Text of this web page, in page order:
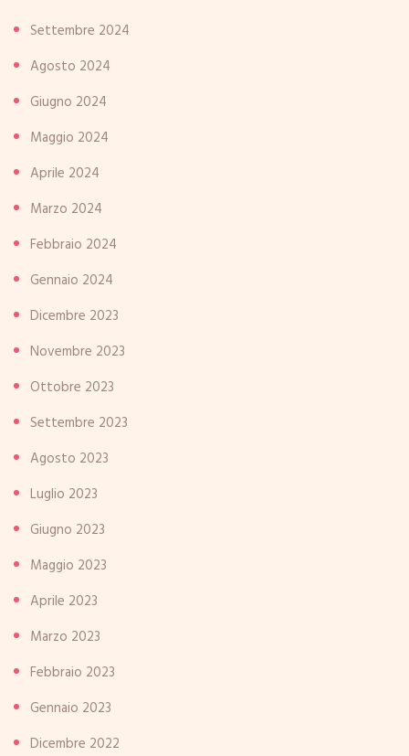
Settembre 2024
Agosto 2024
Giugno 2024
Maggio 2024
Aprile 2024
Marzo 2024
Febbraio 2024
Gennaio 2024
Dicembre 2023
Novembre 2023
Ottobre 2023
Settembre 2023
Agosto 2023
Luglio 2023
Giugno 2023
Maggio 2023
Aprile 2023
Marzo 2023
Febbraio 2023
Gennaio 2023
Dicembre 2022